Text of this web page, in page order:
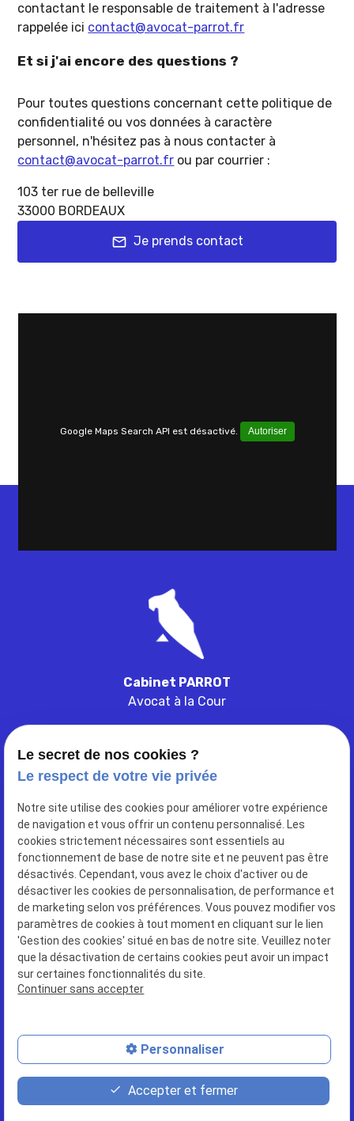
contactant le responsable de traitement à l'adresse
rappelée ici contact@avocat-parrot.fr
Et si j'ai encore des questions ?
Pour toutes questions concernant cette politique de
confidentialité ou vos données à caractère
personnel, n'hésitez pas à nous contacter à
contact@avocat-parrot.fr ou par courrier :
103 ter rue de belleville
33000 BORDEAUX
mail Je prends contact
Google Maps Search API est désactivé. Autoriser
Cabinet PARROT
Avocat à la Cour
place
103 ter rue de belleville
33000BORDEAUX
phone 05 56 52 97 66
SIRET : 75004277200038
Mentions légales
Politique de confidentialité
Gestion des cookies
Le secret de nos cookies ?
Le respect de votre vie privée
Notre site utilise des cookies pour améliorer votre expérience
de navigation et vous offrir un contenu personnalisé. Les
cookies strictement nécessaires sont essentiels au
fonctionnement de base de notre site et ne peuvent pas être
désactivés. Cependant, vous avez le choix d'activer ou de
désactiver les cookies de personnalisation, de performance et
de marketing selon vos préférences. Vous pouvez modifier vos
paramètres de cookies à tout moment en cliquant sur le lien
'Gestion des cookies' situé en bas de notre site. Veuillez noter
que la désactivation de certains cookies peut avoir un impact
sur certaines fonctionnalités du site.
Continuer sans accepter
Personnaliser
Accepter et fermer